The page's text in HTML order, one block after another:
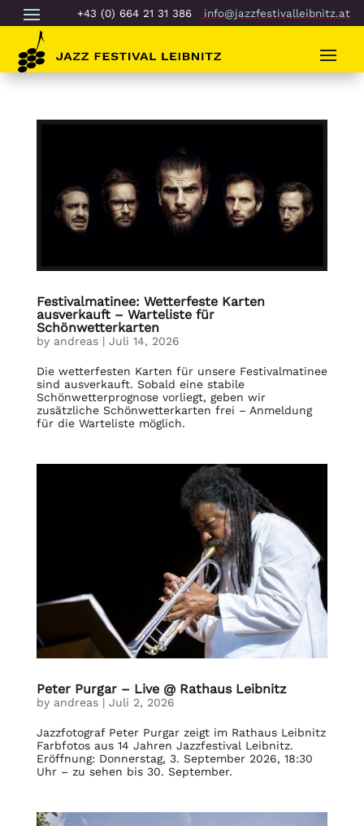
+43 (0) 664 21 31 386 info@jazzfestivalleibnitz.at
Festivalmatinee: Wetterfeste Karten
ausverkauft – Warteliste für
Schönwetterkarten
by andreas| Juli 14, 2026
Die wetterfesten Karten für unsere Festivalmatinee
sind ausverkauft. Sobald eine stabile
Schönwetterprognose vorliegt, geben wir
zusätzliche Schönwetterkarten frei – Anmeldung
für die Warteliste möglich.
Peter Purgar – Live @ Rathaus Leibnitz
by andreas| Juli 2, 2026
Jazzfotograf Peter Purgar zeigt im Rathaus Leibnitz
Farbfotos aus 14 Jahren Jazzfestival Leibnitz.
Eröffnung: Donnerstag, 3. September 2026, 18:30
Uhr – zu sehen bis 30. September.